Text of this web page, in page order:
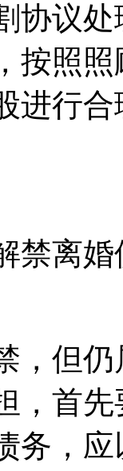
协议
按照
进行
禁离
，但
，首
务，